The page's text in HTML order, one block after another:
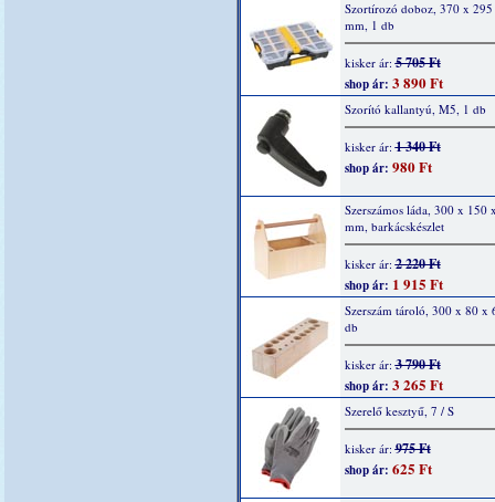
Szortírozó doboz, 370 x
mm, 1 db
kisker ár:5 705 Ft
shop ár: 3 890 Ft
Szorító kallantyú, M5, 1 db
kisker ár:1 340 Ft
shop ár: 980 Ft
Szerszámos láda, 300 x 150
mm, barkácskészlet
kisker ár:2 220 Ft
shop ár: 1 915 Ft
Szerszám tároló, 300 x 80 x
db
kisker ár:3 790 Ft
shop ár: 3 265 Ft
Szerelő kesztyű, 7 / S
kisker ár:975 Ft
shop ár: 625 Ft